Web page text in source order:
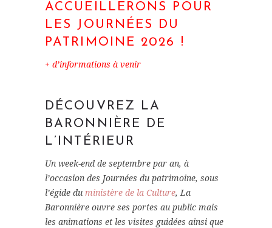
ACCUEILLERONS POUR
LES JOURNÉES DU
PATRIMOINE 2026 !
+ d’informations à venir
DÉCOUVREZ LA
BARONNIÈRE DE
L’INTÉRIEUR
Un week-end de septembre par an, à
l’occasion des Journées du patrimoine, sous
l’égide du ministère de la Culture, La
Baronnière ouvre ses portes au public mais
les animations et les visites guidées ainsi que